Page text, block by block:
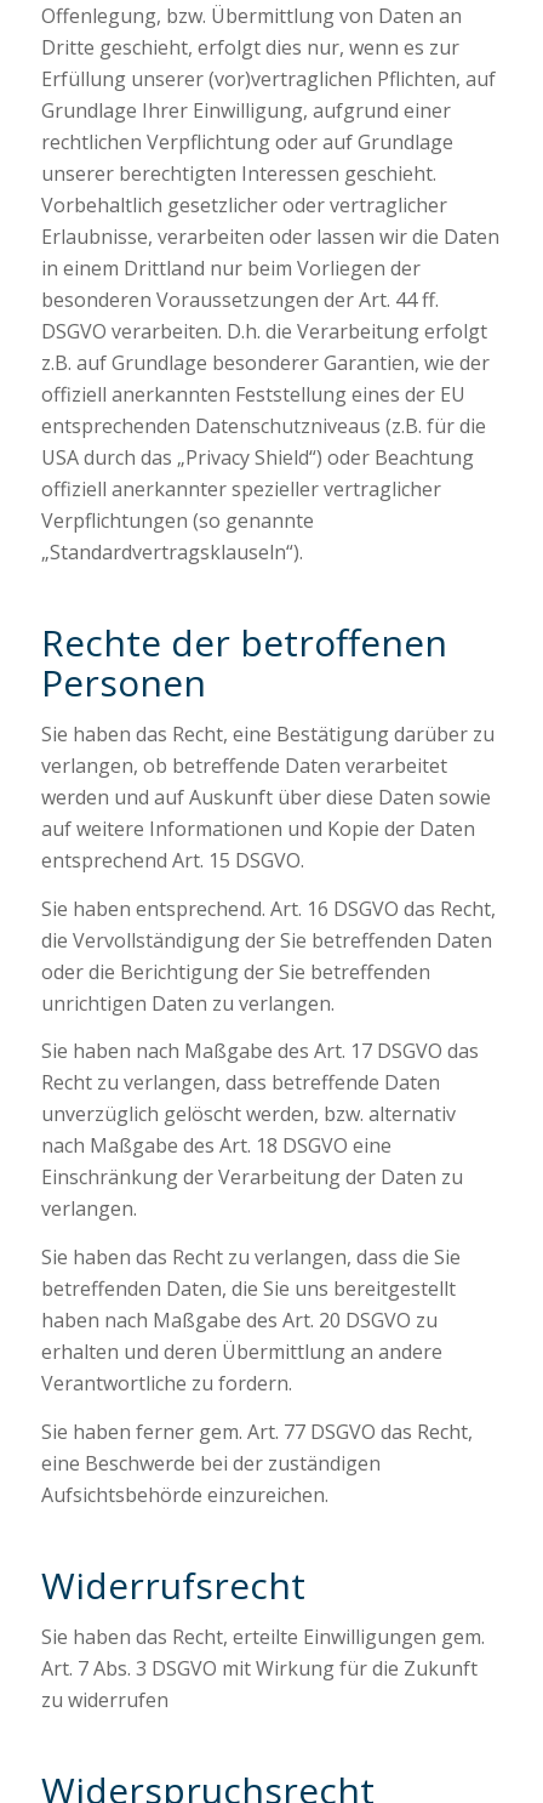
Offenlegung, bzw. Übermittlung von Daten an
Dritte geschieht, erfolgt dies nur, wenn es zur
Erfüllung unserer (vor)vertraglichen Pflichten, auf
Grundlage Ihrer Einwilligung, aufgrund einer
rechtlichen Verpflichtung oder auf Grundlage
unserer berechtigten Interessen geschieht.
Vorbehaltlich gesetzlicher oder vertraglicher
Erlaubnisse, verarbeiten oder lassen wir die Daten
in einem Drittland nur beim Vorliegen der
besonderen Voraussetzungen der Art. 44 ff.
DSGVO verarbeiten. D.h. die Verarbeitung erfolgt
z.B. auf Grundlage besonderer Garantien, wie der
offiziell anerkannten Feststellung eines der EU
entsprechenden Datenschutzniveaus (z.B. für die
USA durch das „Privacy Shield“) oder Beachtung
offiziell anerkannter spezieller vertraglicher
Verpflichtungen (so genannte
„Standardvertragsklauseln“).
Rechte der betroffenen
Personen
Sie haben das Recht, eine Bestätigung darüber zu
verlangen, ob betreffende Daten verarbeitet
werden und auf Auskunft über diese Daten sowie
auf weitere Informationen und Kopie der Daten
entsprechend Art. 15 DSGVO.
Sie haben entsprechend. Art. 16 DSGVO das Recht,
die Vervollständigung der Sie betreffenden Daten
oder die Berichtigung der Sie betreffenden
unrichtigen Daten zu verlangen.
Sie haben nach Maßgabe des Art. 17 DSGVO das
Recht zu verlangen, dass betreffende Daten
unverzüglich gelöscht werden, bzw. alternativ
nach Maßgabe des Art. 18 DSGVO eine
Einschränkung der Verarbeitung der Daten zu
verlangen.
Sie haben das Recht zu verlangen, dass die Sie
betreffenden Daten, die Sie uns bereitgestellt
haben nach Maßgabe des Art. 20 DSGVO zu
erhalten und deren Übermittlung an andere
Verantwortliche zu fordern.
Sie haben ferner gem. Art. 77 DSGVO das Recht,
eine Beschwerde bei der zuständigen
Aufsichtsbehörde einzureichen.
Widerrufsrecht
Sie haben das Recht, erteilte Einwilligungen gem.
Art. 7 Abs. 3 DSGVO mit Wirkung für die Zukunft
zu widerrufen
Widerspruchsrecht